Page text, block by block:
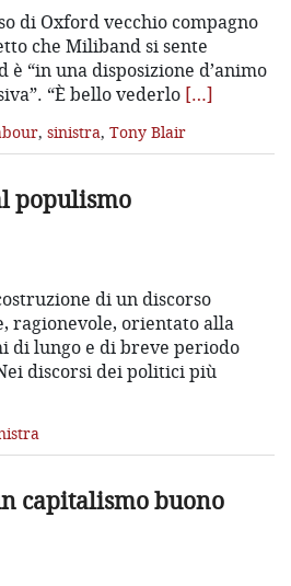
di Oxford vecchio compagno
che Miliband si sente
è “in una disposizione d’animo
“È bello vederlo […]
, sinistra, Tony Blair
populismo
di un discorso
ragionevole, orientato alla
di lungo e di breve periodo
discorsi dei politici più
capitalismo buono